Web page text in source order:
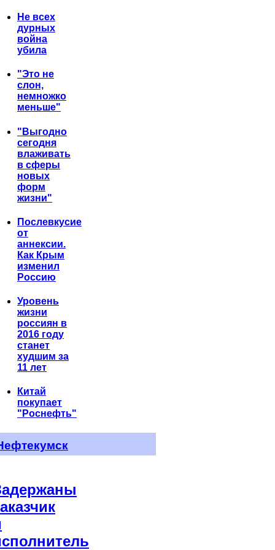
Не всех
дурных
война
убила
"Это не
слон,
немножко
меньше"
"Выгодно
сегодня
влаживать
в сферы
новых
форм
жизни"
Послевкусие
от
аннексии.
Как Крым
изменил
Россию
Уровень
жизни
россиян в
2016 году
станет
худшим за
11 лет
Китай
покупает
"Роснефть"